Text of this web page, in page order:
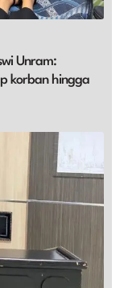
Unram:
korban hingga